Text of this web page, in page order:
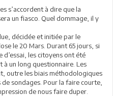
s’accordent à dire que la
un fiasco. Quel dommage, il y
décidée et initiée par le
le 20 Mars. Durant 65 jours, si
d’essai, les citoyens ont été
un long questionnaire. Les
outre les biais méthodologiques
sondages. Pour la faire courte,
de nous faire duper.